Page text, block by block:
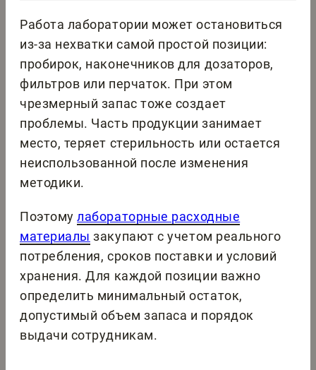
Работа лаборатории может остановиться
из-за нехватки самой простой позиции:
пробирок, наконечников для дозаторов,
фильтров или перчаток. При этом
чрезмерный запас тоже создает
проблемы. Часть продукции занимает
место, теряет стерильность или остается
неиспользованной после изменения
методики.
Поэтомулабораторные расходные
материалы закупают с учетом реального
потребления, сроков поставки и условий
хранения. Для каждой позиции важно
определить минимальный остаток,
допустимый объем запаса и порядок
выдачи сотрудникам.